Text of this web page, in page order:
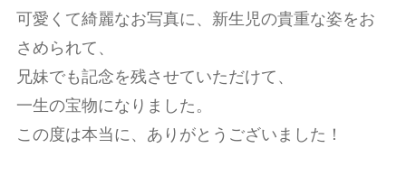
可愛くて綺麗なお写真に、新生児の貴重な姿をお
さめられて、
兄妹でも記念を残させていただけて、
一生の宝物になりました。
この度は本当に、ありがとうございました！